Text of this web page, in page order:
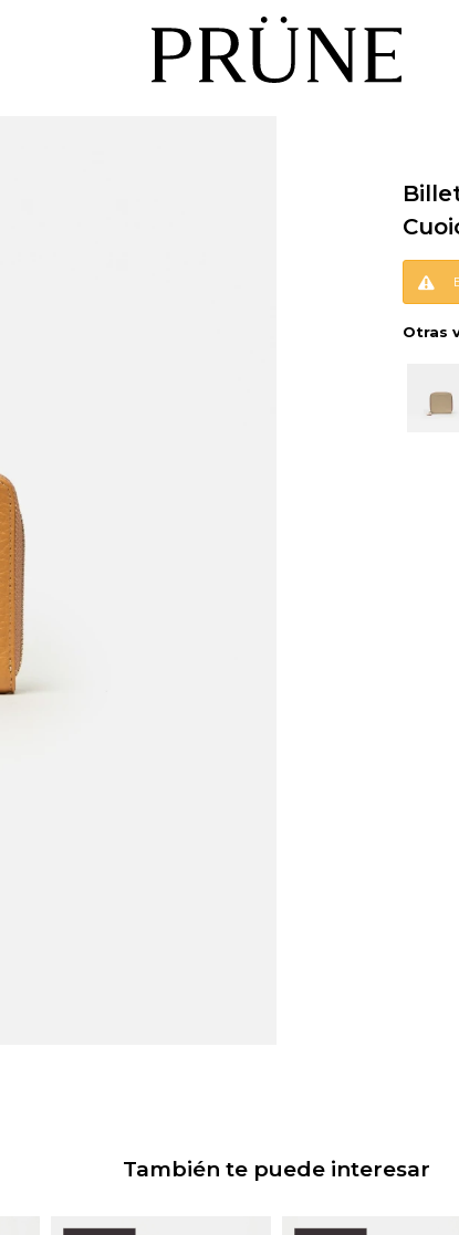
Otras
También te puede interesar